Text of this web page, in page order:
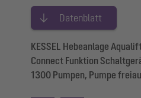
Datenblatt
KESSEL Hebeanlage
Connect Funktion
1300 Pumpen, Pumpe